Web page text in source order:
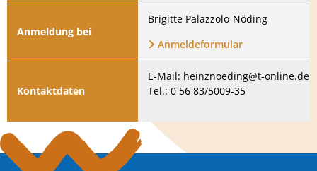
Anmeldung bei
Brigitte Palazzolo-Nöding
Anmeldeformular
Kontaktdaten
E-Mail: heinznoeding@t-online.de
Tel.: 0 56 83/5009-35